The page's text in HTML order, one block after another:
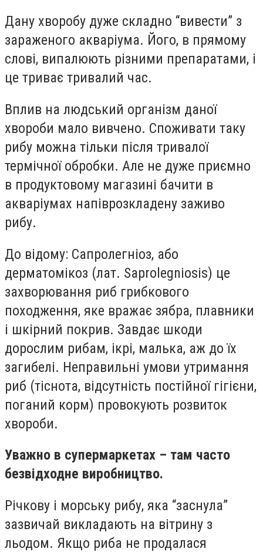
Дану хворобу дуже складно “вивести” з
зараженого акваріума. Його, в прямому
слові, випалюють різними препаратами, і
це триває тривалий час.
Вплив на людський організм даної
хвороби мало вивчено. Споживати таку
рибу можна тільки після тривалої
термічної обробки. Але не дуже приємно
в продуктовому магазині бачити в
акваріумах напіврозкладену заживо
рибу.
До відому: Сапролегніоз, або
дерматомікоз (лат. Saprolegniosis) це
захворювання риб грибкового
походження, яке вражає зябра, плавники
і шкірний покрив. Завдає шкоди
дорослим рибам, ікрі, малька, аж до їх
загибелі. Неправильні умови утримання
риб (тіснота, відсутність постійної гігієни,
поганий корм) провокують розвиток
хвороби.
Уважно в супермаркетах – там часто
безвідходне виробництво.
Річкову і морську рибу, яка “заснула”
зазвичай викладають на вітрину з
льодом. Якщо риба не продалася